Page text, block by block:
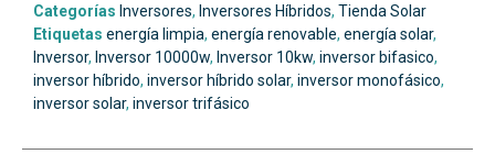
Categorías Inversores, Inversores Híbridos, Tienda Solar
Etiquetas energía limpia, energía renovable, energía solar,
Inversor, Inversor 10000w, Inversor 10kw, inversor bifasico,
inversor híbrido, inversor híbrido solar, inversor monofásico,
inversor solar, inversor trifásico